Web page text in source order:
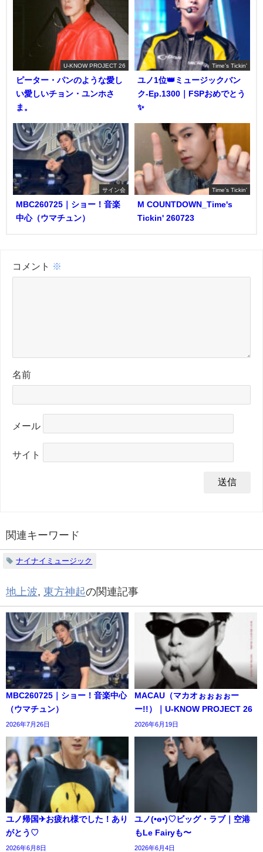
U-KNOW PROJECT 26
ピーター・パンのような愛し
い愛しいチョン・ユンホさ
ま。
Time's Tickin'
ユノ1位👑ミュージックバン
ク-Ep.1300｜FSPおめでとう
✨️
サイン会
MBC260725｜ショー！音楽
中心（ウマチュン）
Time's Tickin'
M COUNTDOWN_Time's
Tickin' 260723
コメント ※
名前
メール
サイト
関連キーワード
ナイナイミュージック
地上波, 東方神起の関連記事
MBC260725｜ショー！音楽中心
（ウマチュン）
2026年7月26日
MACAU（マカオぉぉぉぉー
ー!!）｜U-KNOW PROJECT 26
2026年6月19日
ユノ帰国✈お疲れ様でした！あり
がとう♡
2026年6月8日
ユノ(•ө•)♡ビッグ・ラブ｜空港
もLe Fairyも〜
2026年6月4日